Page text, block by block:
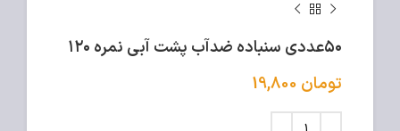
۵۰عددی سنباده ضدآب پشت آبی نمره ۱۲۰
تومان